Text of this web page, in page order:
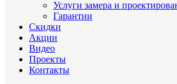
Услуги замера и
Гарантии
Скидки
Акции
Видео
Проекты
Контакты